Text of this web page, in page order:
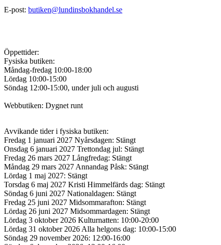
E-post: butiken@lundinsbokhandel.se
Öppettider:
Fysiska butiken:
Måndag-fredag 10:00-18:00
Lördag 10:00-15:00
Söndag 12:00-15:00, under juli och augusti
Webbutiken: Dygnet runt
Avvikande tider i fysiska butiken:
Fredag 1 januari 2027 Nyårsdagen: Stängt
Onsdag 6 januari 2027 Trettondag jul: Stängt
Fredag 26 mars 2027 Långfredag: Stängt
Måndag 29 mars 2027 Annandag Påsk: Stängt
Lördag 1 maj 2027: Stängt
Torsdag 6 maj 2027 Kristi Himmelfärds dag: Stängt
Söndag 6 juni 2027 Nationaldagen: Stängt
Fredag 25 juni 2027 Midsommarafton: Stängt
Lördag 26 juni 2027 Midsommardagen: Stängt
Lördag 3 oktober 2026 Kulturnatten: 10:00-20:00
Lördag 31 oktober 2026 Alla helgons dag: 10:00-15:00
Söndag 29 november 2026: 12:00-16:00